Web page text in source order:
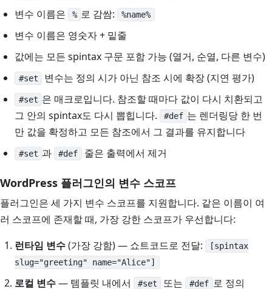
변수 이름은
% 로 감쌈: %name%
변수 이름은 영숫자 + 밑줄
값에는 모든 spintax 구문 포함 가능 (열거, 순열, 다른 변수)
#set 변수는 정의 시가 아닌 참조 시에 확장 (지연 평가)
#set 은 매크로입니다. 참조할 때마다 값이 다시 치환되고
그 안의 spintax도 다시 뽑힙니다.
#def 는 렌더링당 한 번
만 값을 확정하고 모든 참조에서 그 결과를 유지합니다
#set 과 #def 줄은 출력에서 제거
WordPress 플러그인의 변수 스코프
플러그인은 세 가지 변수 스코프를 지원합니다. 같은 이름이 여
러 스코프에 존재할 때, 가장 강한 스코프가 우선합니다:
런타임 변수(가장 강함) — 쇼트코드로 전달:
[spintax
slug="greeting" name="Alice"]
로컬 변수— 템플릿 내에서 #set 또는 #def 로 정의